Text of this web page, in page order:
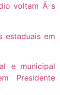
voltam Ã s
estaduais em
e municipal
Presidente